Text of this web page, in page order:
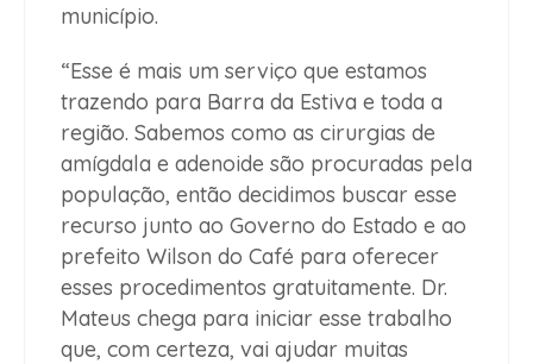
município.
“Esse é mais um serviço que estamos
trazendo para Barra da Estiva e toda a
região. Sabemos como as cirurgias de
amígdala e adenoide são procuradas pela
população, então decidimos buscar esse
recurso junto ao Governo do Estado e ao
prefeito Wilson do Café para oferecer
esses procedimentos gratuitamente. Dr.
Mateus chega para iniciar esse trabalho
que, com certeza, vai ajudar muitas